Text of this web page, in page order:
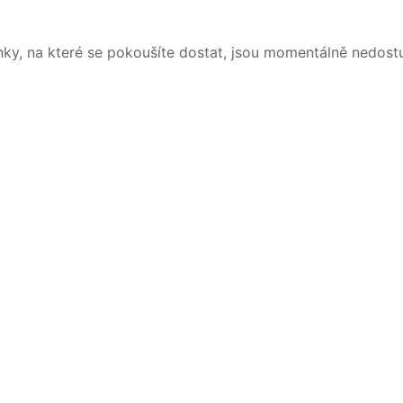
na které se pokoušíte dostat, jsou momentálně